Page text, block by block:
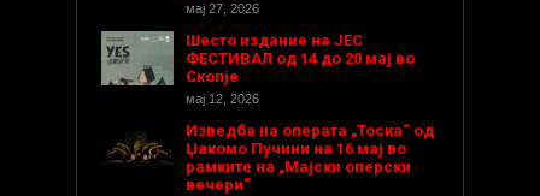
мај 27, 2026
Шесто издание на ЈЕС
ФЕСТИВАЛ од 14 до 20 мај во
Скопје
мај 12, 2026
Изведба на операта „Тоска“ од
Џакомо Пучини на 16 мај во
рамките на „Мајски оперски
вечери“